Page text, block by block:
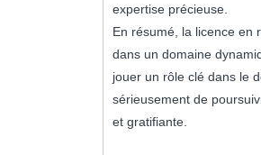
expertise précieuse.
En résumé, la licence en
dans un domaine
jouer un rôle clé dans le
sérieusement de
et gratifiante.